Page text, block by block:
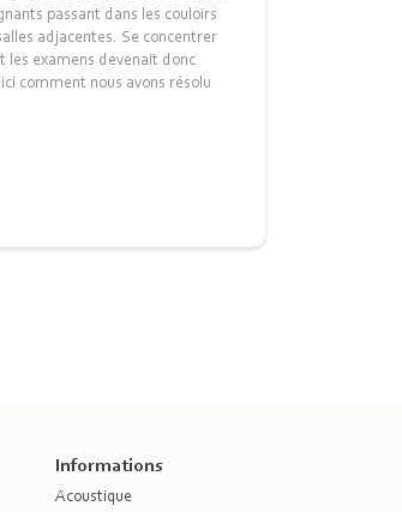
passant dans les couloirs
adjacentes. Se concentrer
les examens devenait donc
comment nous avons résolu
Informations
Acoustique